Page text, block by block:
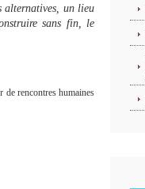
alternatives, un lieu
sans fin, le
de rencontres humaines